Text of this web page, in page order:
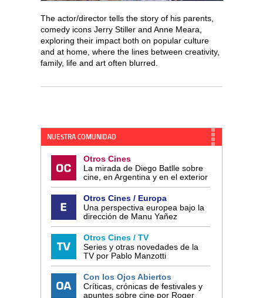
The actor/director tells the story of his parents,
comedy icons Jerry Stiller and Anne Meara,
exploring their impact both on popular culture
and at home, where the lines between creativity,
family, life and art often blurred.
NUESTRA COMUNIDAD
Otros Cines
La mirada de Diego Batlle sobre
cine, en Argentina y en el exterior
Otros Cines / Europa
Una perspectiva europea bajo la
dirección de Manu Yañez
Otros Cines / TV
Series y otras novedades de la
TV por Pablo Manzotti
Con los Ojos Abiertos
Críticas, crónicas de festivales y
apuntes sobre cine por Roger